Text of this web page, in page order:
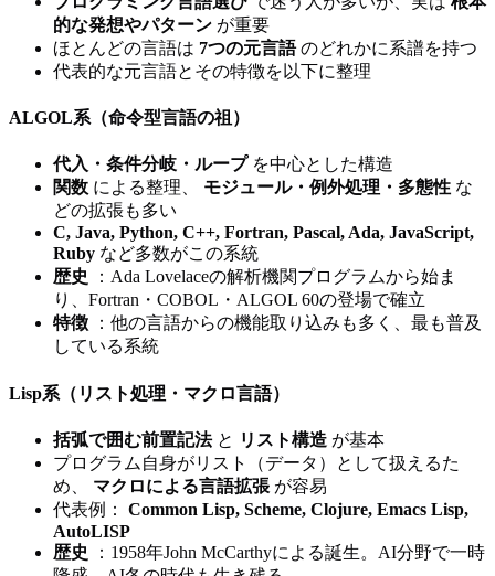
的な発想やパターン が重要
ほとんどの言語は 7つの元言語のどれかに系譜を持つ
代表的な元言語とその特徴を以下に整理
ALGOL系（命令型言語の祖）
代入・条件分岐・ループを中心とした構造
関数 による整理、 モジュール・例外処理・多態性 な
どの拡張も多い
C, Java, Python, C++, Fortran, Pascal, Ada, JavaScript,
Ruby など多数がこの系統
歴史
：Ada Lovelaceの解析機関プログラムから始ま
り、Fortran・COBOL・ALGOL 60の登場で確立
特徴 ：他の言語からの機能取り込みも多く、最も普及
している系統
Lisp系（リスト処理・マクロ言語）
括弧で囲む前置記法と リスト構造 が基本
プログラム自身がリスト（データ）として扱えるた
め、 マクロによる言語拡張 が容易
代表例： Common Lisp, Scheme, Clojure, Emacs Lisp,
AutoLISP
歴史
：1958年John McCarthyによる誕生。AI分野で一時